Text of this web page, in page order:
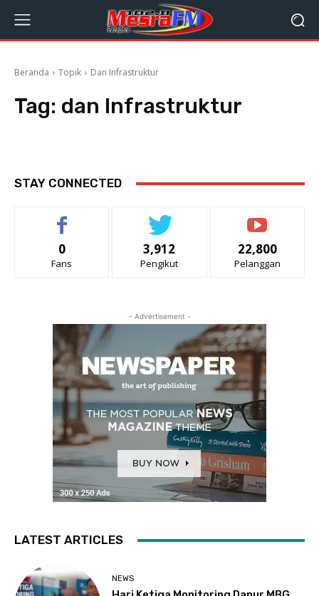
Beranda Topik Dan Infrastruktur
Tag: dan Infrastruktur
STAY CONNECTED
0
Fans
3,912
Pengikut
22,800
Pelanggan
- Advertisement -
LATEST ARTICLES
NEWS